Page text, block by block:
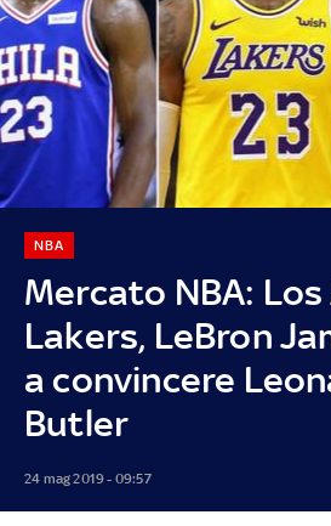
Mercato NBA:
Lakers, LeBron
a convincere
Butler
NBA
24 mag 2019 - 09:57